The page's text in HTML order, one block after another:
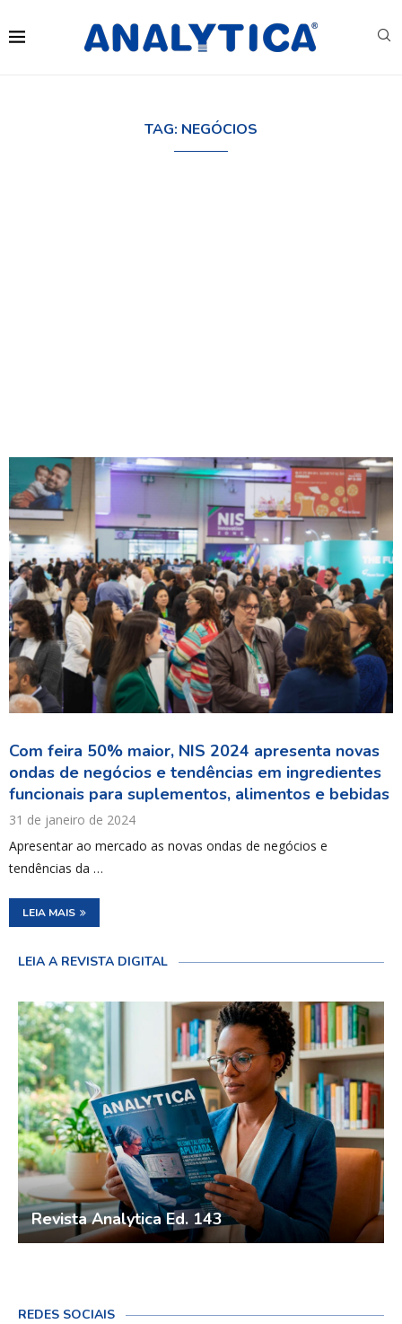
TAG: NEGÓCIOS
Com feira 50% maior, NIS 2024 apresenta novas
ondas de negócios e tendências em ingredientes
funcionais para suplementos, alimentos e bebidas
31 de janeiro de 2024
Apresentar ao mercado as novas ondas de negócios e
tendências da …
LEIA MAIS
LEIA A REVISTA DIGITAL
Revista Analytica Ed. 143
REDES SOCIAIS